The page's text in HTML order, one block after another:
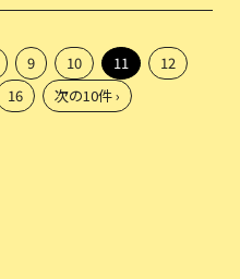
9 10 11
12
16 次の10件 ›